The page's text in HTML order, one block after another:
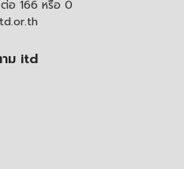
อ 166 หรือ 0
ม itd